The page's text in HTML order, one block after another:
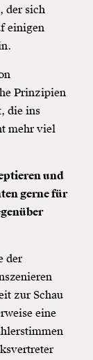
der sich
einigen
Prinzipien
die ins
mehr viel
und
gerne für
der
zur Schau
eine